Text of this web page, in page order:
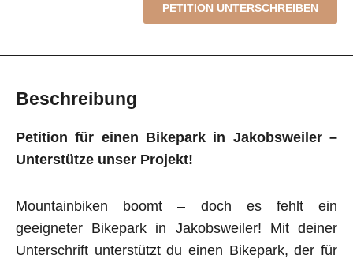
Beschreibung
Petition für einen Bikepark in Jakobsweiler –
Unterstütze unser Projekt!
Mountainbiken boomt – doch es fehlt ein
geeigneter Bikepark in Jakobsweiler! Mit deiner
Unterschrift unterstützt du einen Bikepark, der für
PETITION UNTERSCHREIBEN